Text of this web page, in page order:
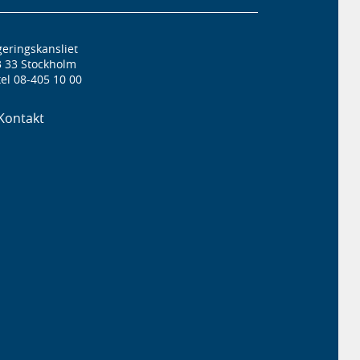
33 Stockholm
08-405 10 00